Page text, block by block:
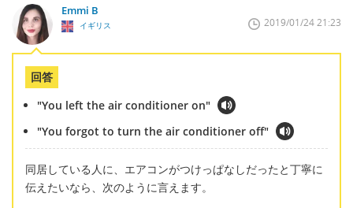
Emmi B
イギリス 2019/01/24 21:23
回答
"You left the air conditioner on"
"You forgot to turn the air conditioner off"
同居している人に、エアコンがつけっぱなしだったと丁寧に
伝えたいなら、次のように言えます。